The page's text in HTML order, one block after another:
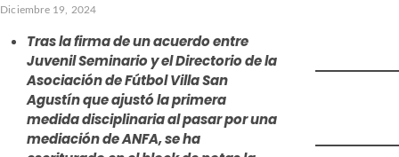
Diciembre 19, 2024
Tras la firma de un acuerdo entre
Juvenil Seminario y el Directorio de la
Asociación de Fútbol Villa San
Agustín que ajustó la primera
medida disciplinaria al pasar por una
mediación de ANFA, se ha